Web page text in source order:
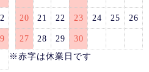
20 21 22 23 24 25 26
27 28 29
30
※赤字は休業日です